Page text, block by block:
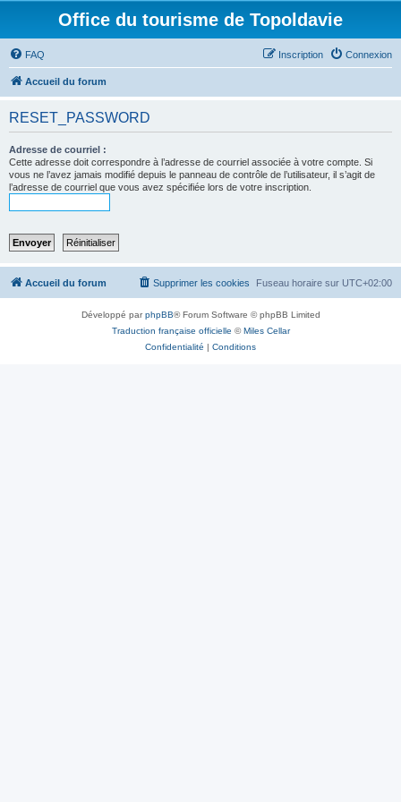
Office du tourisme de Topoldavie
FAQ Connexion
Inscription
Accueil du forum
RESET_PASSWORD
Adresse de courriel :
Cette adresse doit correspondre à l’adresse de courriel associée à votre compte. Si
vous ne l’avez jamais modifié depuis le panneau de contrôle de l’utilisateur, il s’agit de
l’adresse de courriel que vous avez spécifiée lors de votre inscription.
Accueil du forum Fuseau horaire sur UTC+02:00
Supprimer les cookies
Développé parphpBB® Forum Software © phpBB Limited
Traduction française officielle ©Miles Cellar
Confidentialité | Conditions